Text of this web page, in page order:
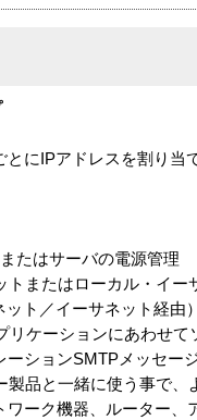
にIPアドレスを割り当
たはサーバの電源管理
またはローカル・イー
ト／イーサネット経
リケーションにあわせ
ションSMTPメッセー
製品と一緒に使う事で
ーク機器、ルーター